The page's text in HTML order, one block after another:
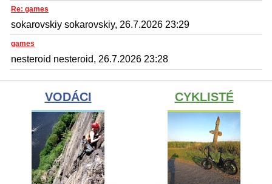
Re: games
sokarovskiy sokarovskiy, 26.7.2026 23:29
games
nesteroid nesteroid, 26.7.2026 23:28
VODÁCI CYKLISTÉ